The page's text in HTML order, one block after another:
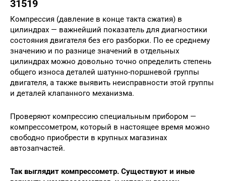
31519
Компрессия (давление в конце такта сжатия) в
цилиндрах — важнейший показатель для диагностики
состояния двигателя без его разборки. По ее среднему
значению и по разнице значений в отдельных
цилиндрах можно довольно точно определить степень
общего износа деталей шатунно-поршневой группы
двигателя, а также выявить неисправности этой группы
и деталей клапанного механизма.
Проверяют компрессию специальным прибором —
компрессометром, который в настоящее время можно
свободно приобрести в крупных магазинах
автозапчастей.
Так выглядит компрессометр. Существуют и иные